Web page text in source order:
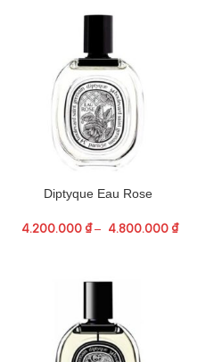
Diptyque Eau Rose
4.200.000 ₫– 4.800.000 ₫